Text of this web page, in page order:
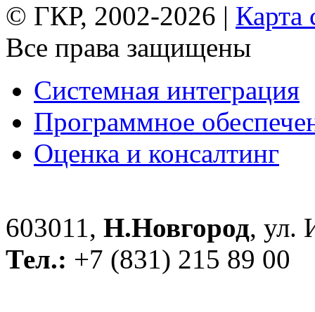
© ГКР, 2002-2026 | Карта
Все права защищены
Системная интеграция
Программное
Оценка и консалтинг
603011, Н.Новгород, ул.
Тел.: +7 (831) 215 89 00